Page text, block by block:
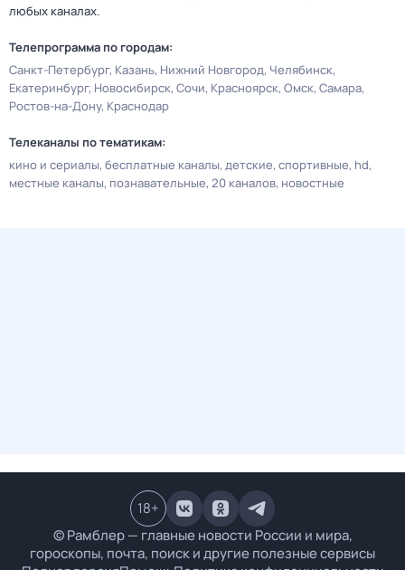
любых каналах.
Телепрограмма по городам:
Санкт-Петербург Казань Нижний Новгород Челябинск
Екатеринбург Новосибирск Сочи Красноярск Омск Самара
Ростов-на-Дону Краснодар
Телеканалы по тематикам:
кино и сериалы бесплатные каналы детские спортивные hd
местные каналы познавательные 20 каналов новостные
© Рамблер — главные новости России и мира,
гороскопы, почта, поиск и другие полезные сервисы
18+